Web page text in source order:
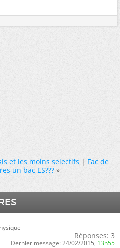
et les moins selectifs|Fac de
un bac ES??? »
Réponses: 3
Dernier message: 24/02/2015, 13h55